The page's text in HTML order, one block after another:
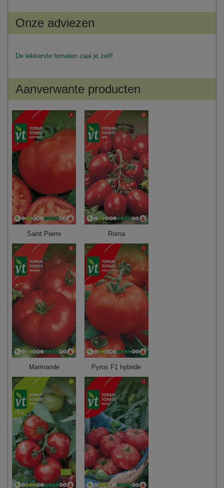
Onze adviezen
De lekkerste tomaten zaai je zelf!
Aanverwante producten
Saint Pierre Roma
Marmande Pyros F1 hybride